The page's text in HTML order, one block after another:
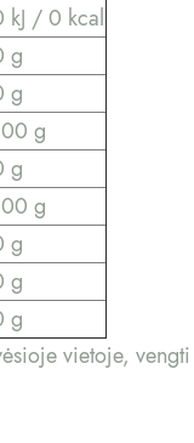
kJ / 0 kcal
g
g
g
g
g
g
g
g
vietoje,